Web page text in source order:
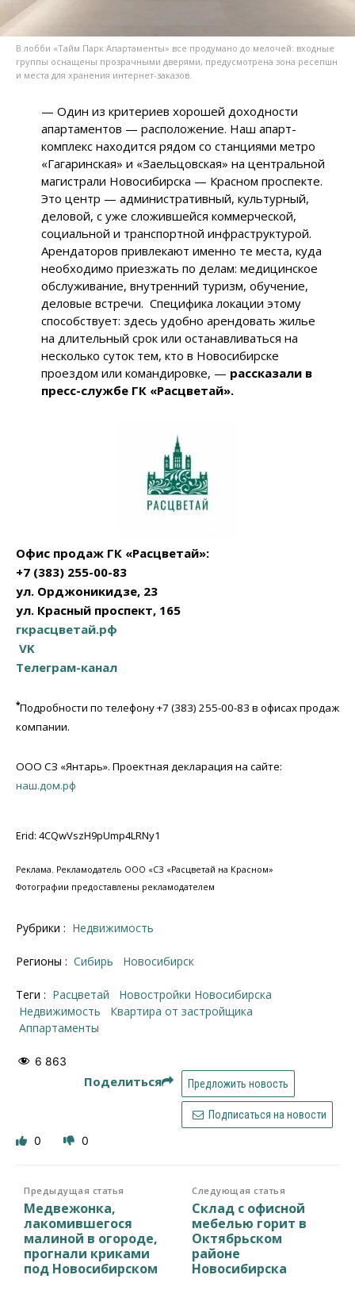
В лобби «Тайм Парк Апартаменты» все продумано до мелочей: входные
группы оснащены прозрачными дверями, предусмотрена зона ресепшн
и места для хранения интернет-заказов.
— Один из критериев хорошей доходности
апартаментов — расположение. Наш апарт-
комплекс находится рядом со станциями метро
«Гагаринская» и «Заельцовская» на центральной
магистрали Новосибирска — Красном проспекте.
Это центр — административный, культурный,
деловой, с уже сложившейся коммерческой,
социальной и транспортной инфраструктурой.
Арендаторов привлекают именно те места, куда
необходимо приезжать по делам: медицинское
обслуживание, внутренний туризм, обучение,
деловые встречи. Специфика локации этому
способствует: здесь удобно арендовать жилье
на длительный срок или останавливаться на
несколько суток тем, кто в Новосибирске
проездом или командировке, — рассказали в
пресс-службе ГК «Расцветай».
Офис продаж ГК «Расцветай»:
+7 (383) 255-00-83
ул. Орджоникидзе, 23
ул. Красный проспект, 165
гкрасцветай.рф
VK
Телеграм-канал
*Подробности по телефону +7 (383) 255-00-83 в офисах продаж
компании.
ООО СЗ «Янтарь». Проектная декларация на сайте:
наш.дом.рф
Erid: 4CQwVszH9pUmp4LRNy1
Реклама. Рекламодатель ООО «СЗ «Расцветай на Красном»
Фотографии предоставлены рекламодателем
Рубрики : Недвижимость
Регионы : Сибирь Новосибирск
Теги : Расцветай
новостройки Новосибирска
недвижимость
квартира от застройщика
аппартаменты
6 863
Поделиться Предложить новость
Подписаться на новости
0 0
Предыдущая статья
Медвежонка,
лакомившегося
малиной в огороде,
прогнали криками
под Новосибирском
Следующая статья
Склад с офисной
мебелью горит в
Октябрьском
районе
Новосибирска